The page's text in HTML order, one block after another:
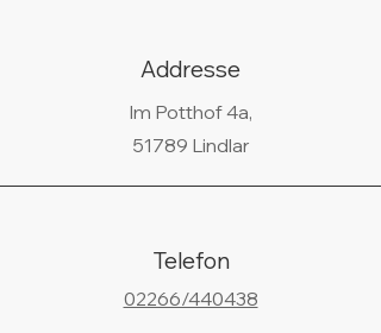
Addresse
Im Potthof 4a,
51789 Lindlar
Telefon
02266/440438